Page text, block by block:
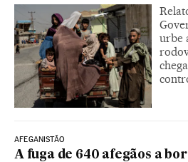
urbe
AFEGANISTÃO
A fuga de 640 afegãos a